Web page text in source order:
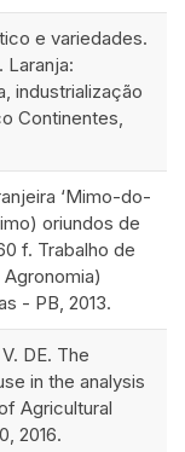
e variedades.
Laranja:
industrialização
Continentes,
‘Mimo-do-
oriundos de
f. Trabalho de
- PB, 2013.
DE. The
in the analysis
Agricultural
2016.